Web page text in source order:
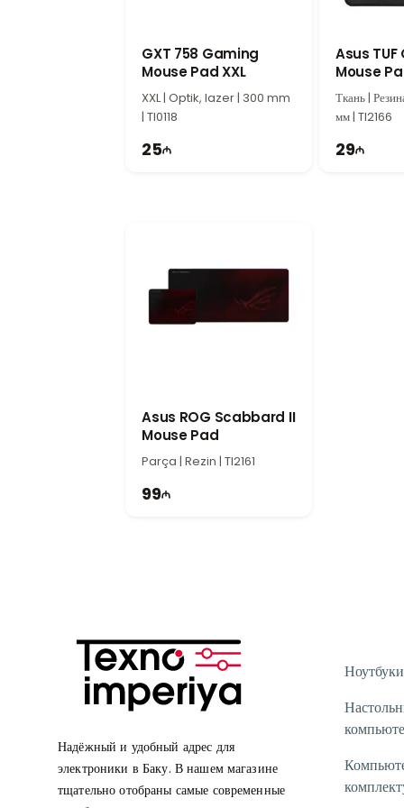
Trust GXT 754 Mouse Pad 21567
GXT 758 Gaming
Mouse Pad XXL
XXL | Optik, lazer | 300 mm
| TI0118
25
Asus TUF
Mouse
Ткань |
мм | TI2166
29
Asus ROG Scabbard II
Mouse Pad
Parça | Rezin | TI2161
99
Надёжный и удобный адрес для
электроники в Баку. В нашем магазине
тщательно отобраны самые современные
Ноутбуки